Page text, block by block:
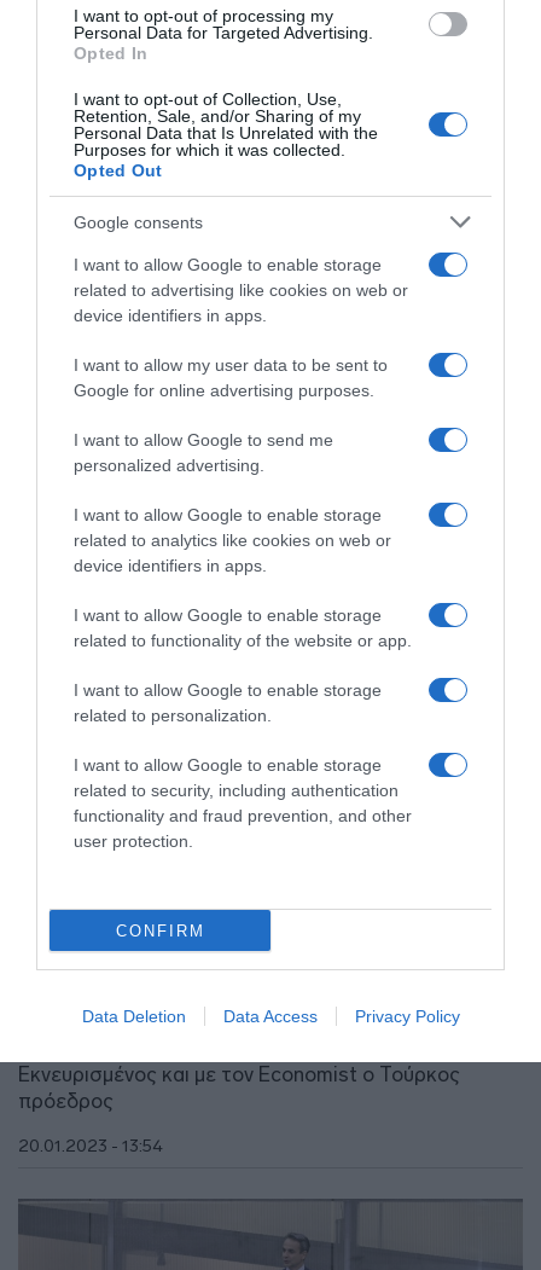
I want to opt-out of processing my
Personal Data for Targeted Advertising.
Opted In
I want to opt-out of Collection, Use,
Retention, Sale, and/or Sharing of my
Personal Data that Is Unrelated with the
Purposes for which it was collected.
Opted Out
Google consents
I want to allow Google to enable storage
related to advertising like cookies on web or
device identifiers in apps.
I want to allow my user data to be sent to
Google for online advertising purposes.
I want to allow Google to send me
personalized advertising.
I want to allow Google to enable storage
related to analytics like cookies on web or
device identifiers in apps.
I want to allow Google to enable storage
related to functionality of the website or app.
I want to allow Google to enable storage
related to personalization.
I want to allow Google to enable storage
related to security, including authentication
functionality and fraud prevention, and other
user protection.
CONFIRM
Data Deletion Data Access Privacy Policy
ΠΟΛΙΤΙΚΗ
δηλώσεις Συρίγου για τη Συνθήκη της
Λωζάνης
Η "προειδοποίηση" Κασσελάκη, οι διευκρινίσεις και το
πρώτο "άδειασμα"
03.01.2024 - 09:38
Πήρε πάλι το “όπλο” του ο Ερντογάν – “Όσο
από τη συνθήκη της Λωζάνης”
Εκνευρισμένος και με τον Economist ο Τούρκος
πρόεδρος
20.01.2023 - 13:54